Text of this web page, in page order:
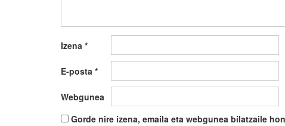
Izena *
E-posta *
Webgunea
Gorde nire izena, emaila eta webgunea bilatzaile